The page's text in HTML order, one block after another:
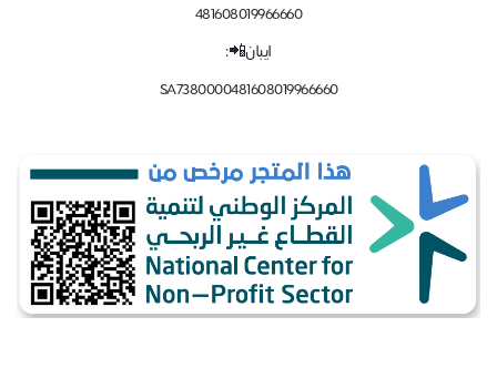
481608019966660
ايبان📲:
SA7380000481608019966660